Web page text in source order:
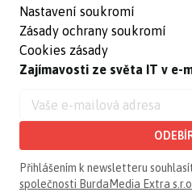
Nastavení soukromí
Zásady ochrany soukromí
Cookies zásady
Zajímavosti ze světa IT v e-
Přihlášením k newsletteru
společnosti BurdaMedia Extra s.r.o.